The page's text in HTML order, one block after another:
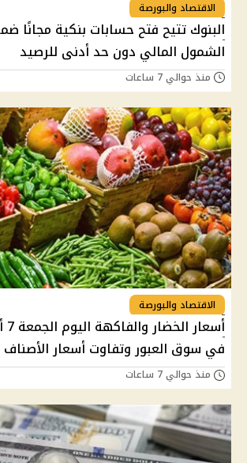
الاقتصاد والبورصة
البنوك تتيح فتح حسابات بنكية مجانًا
الشمول المالي دون حد أدنى للرصيد
منذ حوالي 7 ساعات
الاقتصاد والبورصة
في سوق العبور وتفاوت أسعار الأصناف
منذ حوالي 7 ساعات